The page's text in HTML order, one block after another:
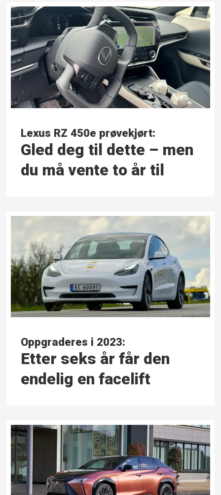
Lexus RZ 450e prøvekjørt:
Gled deg til dette – men
du må vente to år til
Oppgraderes i 2023:
Etter seks år får den
endelig en facelift